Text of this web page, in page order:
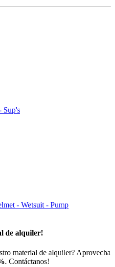
Sup's
- Wetsuit - Pump
de alquiler!
material de alquiler? Aprovecha
. Contáctanos!